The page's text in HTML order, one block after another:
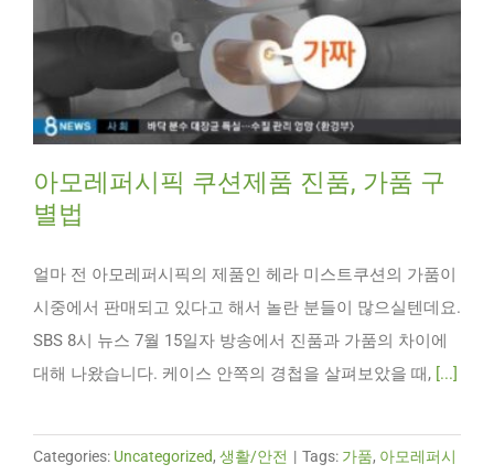
아모레퍼시픽 쿠션제품 진품, 가품 구
별법
얼마 전 아모레퍼시픽의 제품인 헤라 미스트쿠션의 가품이
시중에서 판매되고 있다고 해서 놀란 분들이 많으실텐데요.
SBS 8시 뉴스 7월 15일자 방송에서 진품과 가품의 차이에
대해 나왔습니다. 케이스 안쪽의 경첩을 살펴보았을 때, [...]
Categories: Uncategorized, 생활/안전 | Tags: 가품, 아모레퍼시